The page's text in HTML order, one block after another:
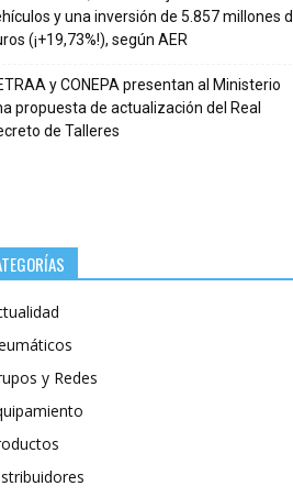
y una inversión de 5.857 millones
(¡+19,73%!), según AER
y CONEPA presentan al Ministerio
propuesta de actualización del Real
de Talleres
y Redes